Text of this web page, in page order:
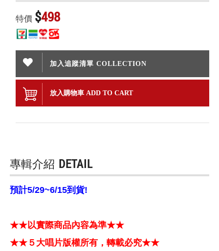
特價 $498
加入追蹤清單 COLLECTION
放入購物車 ADD TO CART
專輯介紹 DETAIL
預計5/29~6/15到貨!
★★以實際商品內容為準★★
★★５大唱片版權所有，轉載必究★★